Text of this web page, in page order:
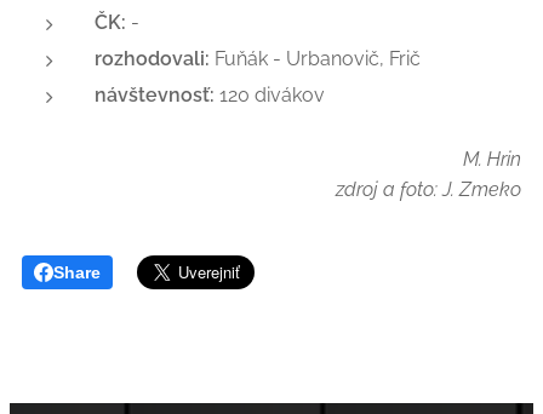
ČK: -
rozhodovali: Fuňák - Urbanovič, Frič
návštevnosť: 120 divákov
M. Hrin
zdroj a foto: J. Zmeko
Share